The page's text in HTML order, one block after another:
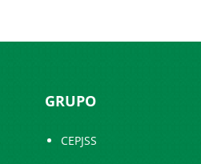
GRUPO
CEPJSS